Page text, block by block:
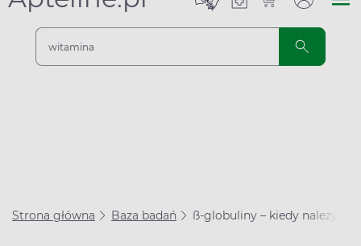
Strona główna Baza badań ß-globuliny – kiedy należy